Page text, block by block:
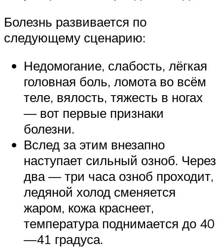
Болезнь развивается по
следующему сценарию:
Недомогание, слабость, лёгкая
головная боль, ломота во всём
теле, вялость, тяжесть в ногах
— вот первые признаки
болезни.
Вслед за этим внезапно
наступает сильный озноб. Через
два — три часа озноб проходит,
ледяной холод сменяется
жаром, кожа краснеет,
температура поднимается до 40
—41 градуса.